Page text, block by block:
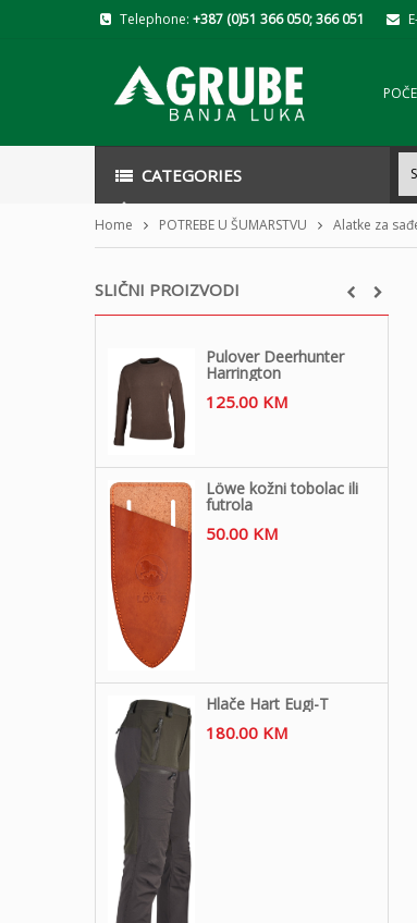
Telephone: +387 (0)51 366 050; 366 051
CATEGORIES
Home POTREBE U ŠUMARSTVU Alatke za
SLIČNI PROIZVODI
Pulover Deerhunter
Harrington
125.00 KM
Löwe kožni tobolac ili
futrola
50.00 KM
Hlače Hart Eugi-T
180.00 KM